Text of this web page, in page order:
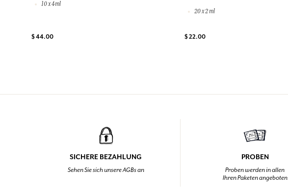
10 x 4ml
$ 44.00
20 x 2 ml
$ 22.00
SICHERE BEZAHLUNG
Sehen Sie sich unsere AGBs an
PROBEN
Proben werden in allen
Ihren Paketen angeboten